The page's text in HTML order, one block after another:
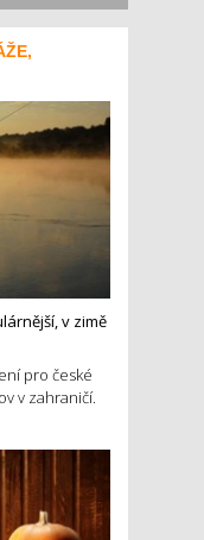
v zimě
pro české
v zahraničí.